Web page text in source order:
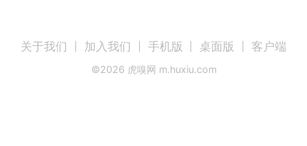
关于我们 加入我们 手机版 桌面版 客户端
©2026 虎嗅网 m.huxiu.com